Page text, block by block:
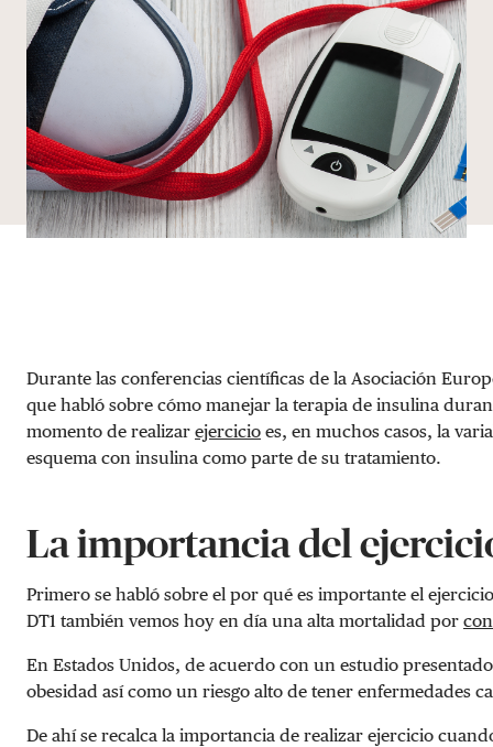
Durante las conferencias científicas de la Asociación
que habló sobre cómo manejar la terapia de insulina
momento de realizar ejercicio es, en muchos casos, la
esquema con insulina como parte de su tratamiento.
La importancia del
Primero se habló sobre el por qué es importante el
DT1 también vemos hoy en día una alta mortalidad por
En Estados Unidos, de acuerdo con un estudio
obesidad así como un riesgo alto de tener enfermedades
De ahí se recalca la importancia de realizar ejercicio